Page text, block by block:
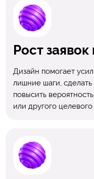
Рост
Дизайн помогает
лишние шаги, сделать
повысить
или другого